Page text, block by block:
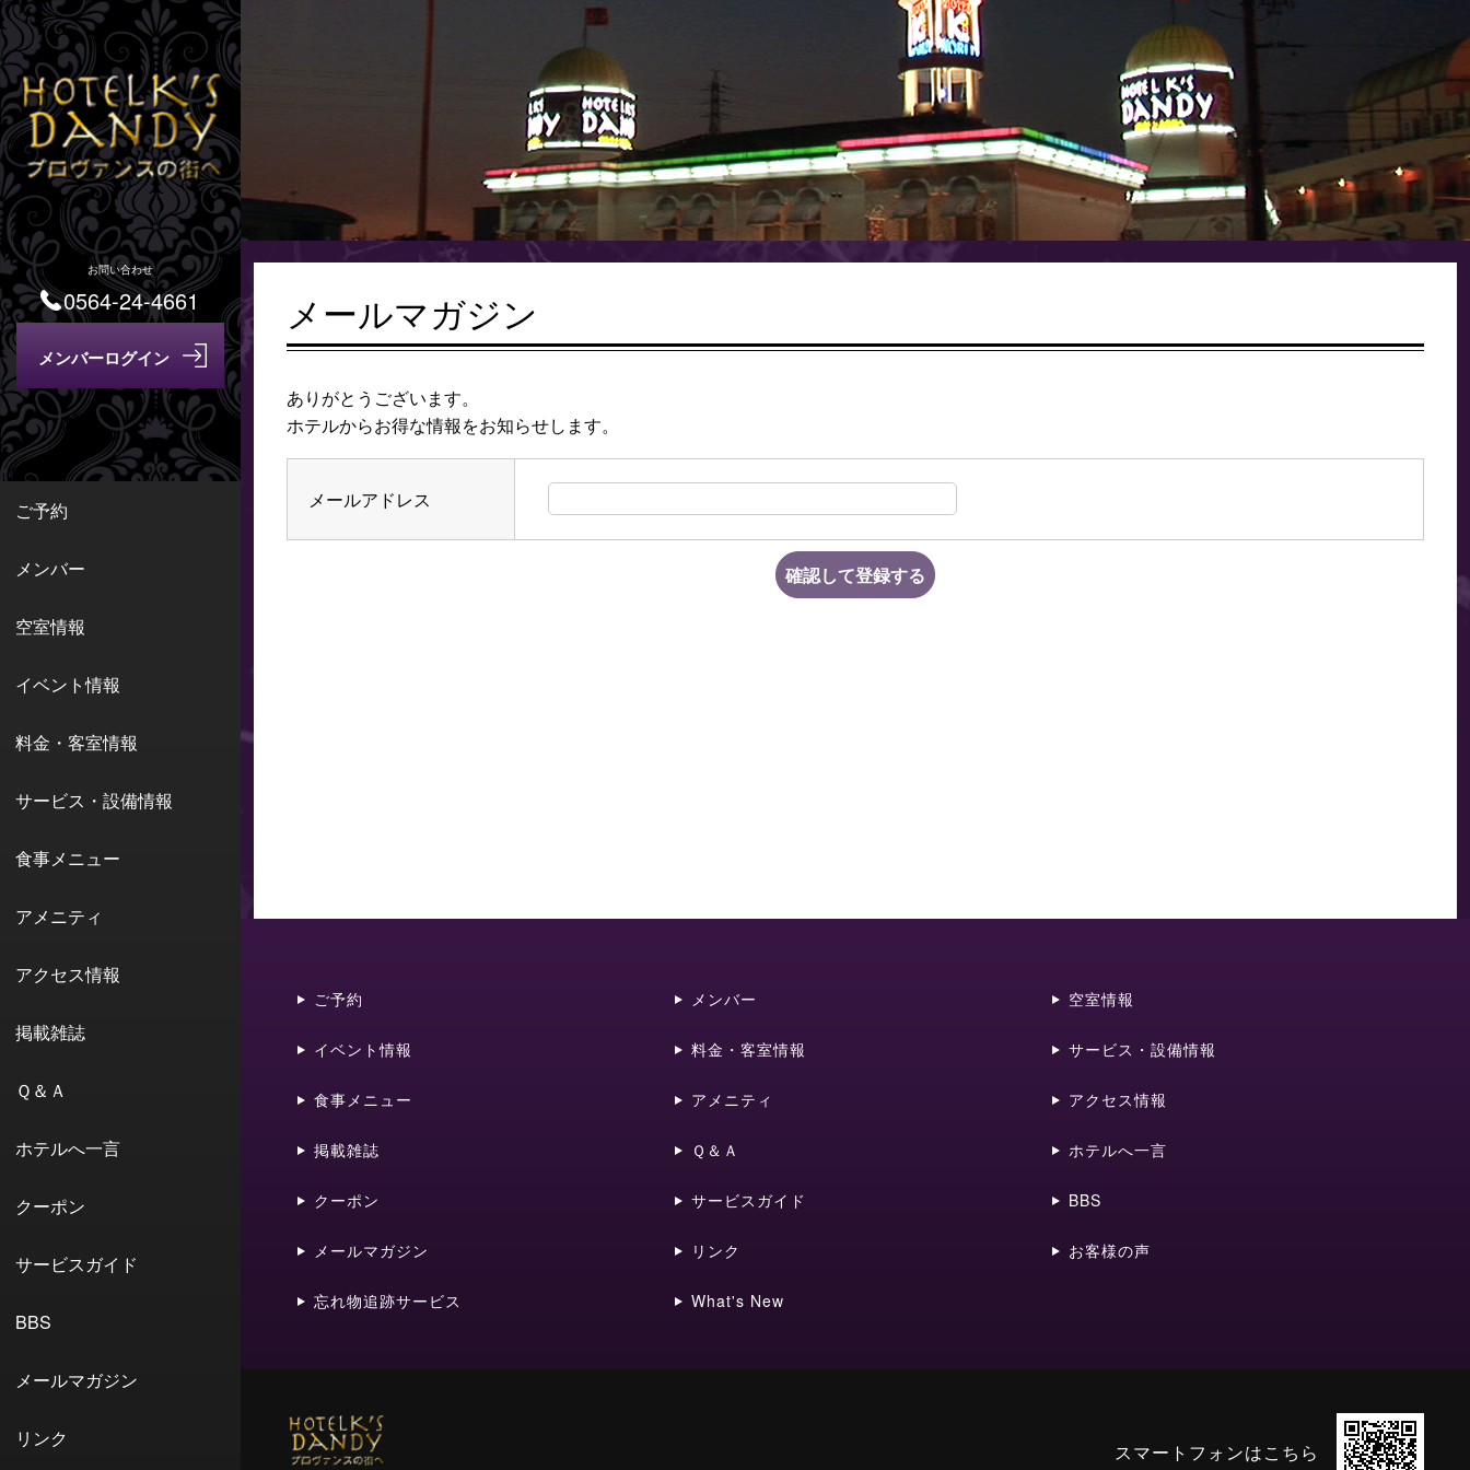
お問い合わせ
0564-24-4661
ご予約
メンバー
空室情報
イベント情報
料金・客室情報
サービス・設備情報
食事メニュー
アメニティ
アクセス情報
掲載雑誌
Ｑ＆Ａ
ホテルへ一言
クーポン
サービスガイド
BBS
メールマガジン
リンク
メールマガジン
ありがとうございます。
ホテルからお得な情報をお知らせします。
メールアドレス
確認して登録する
ご予約 メンバー 空室情報
イベント情報 料金・客室情報 サービス・設備情報
食事メニュー アメニティ アクセス情報
掲載雑誌 Ｑ＆Ａ ホテルへ一言
クーポン サービスガイド BBS
メールマガジン リンク お客様の声
忘れ物追跡サービス What's New
スマートフォンはこちら